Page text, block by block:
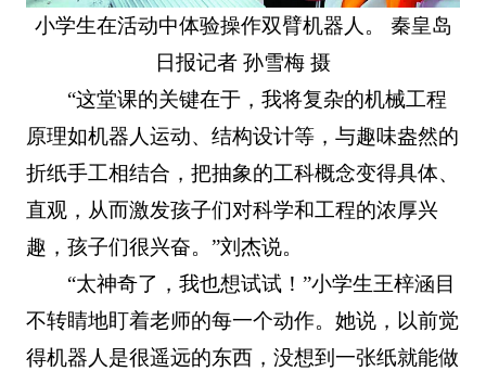
小学生在活动中体验操作双臂机器人。 秦皇岛
日报记者 孙雪梅 摄
“这堂课的关键在于，我将复杂的机械工程
原理如机器人运动、结构设计等，与趣味盎然的
折纸手工相结合，把抽象的工科概念变得具体、
直观，从而激发孩子们对科学和工程的浓厚兴
趣，孩子们很兴奋。”刘杰说。
“太神奇了，我也想试试！”小学生王梓涵目
不转睛地盯着老师的每一个动作。她说，以前觉
得机器人是很遥远的东西，没想到一张纸就能做